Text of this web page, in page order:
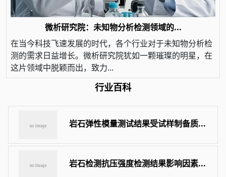
微析研究院：未知物分析检测领域的...
在当今科技飞速发展的时代，各个行业对于未知物分析检
测的需求日益增长。微析研究院犹如一颗璀璨的明星，在
这片领域中脱颖而出，致力...
行业百科
岩石弹性模量测试结果受试样制备质...
岩石检测抗压强度检测结果影响因素...